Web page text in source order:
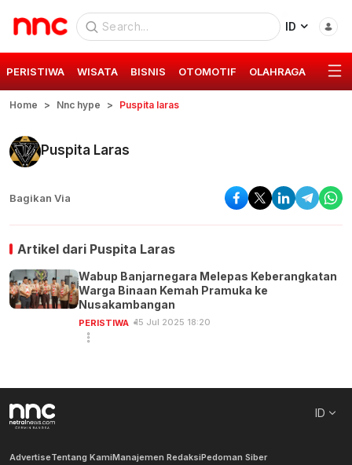
ID
PERISTIWA WISATA BISNIS OTOMOTIF OLAHRAGA GAYA
Home Nnc hype Puspita laras
Puspita Laras
Bagikan Via
Artikel dari Puspita Laras
Wabup Banjarnegara Melepas Keberangkatan
Warga Binaan Kemah Pramuka ke
Nusakambangan
PERISTIWA 15 Jul 2025 18:20
ID
AdvertiseTentang KamiManajemen RedaksiPedoman Siber